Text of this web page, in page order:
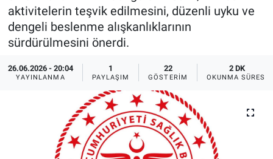
aktivitelerin teşvik edilmesini, düzenli uyku ve
dengeli beslenme alışkanlıklarının
sürdürülmesini önerdi.
26.06.2026 - 20:04
YAYINLANMA
1
PAYLAŞIM
22
GÖSTERIM
2 DK
OKUNMA SÜRESI